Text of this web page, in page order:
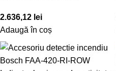
2.636,12 lei
Adaugă în coș